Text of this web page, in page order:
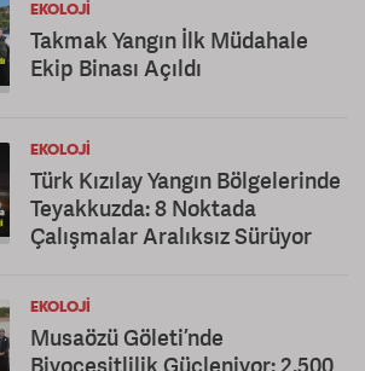
EKOLOJI
Takmak Yangın İlk Müdahale
Ekip Binası Açıldı
EKOLOJI
Türk Kızılay Yangın Bölgelerinde
Teyakkuzda: 8 Noktada
Çalışmalar Aralıksız Sürüyor
EKOLOJI
Musaözü Göleti’nde
Biyoçeşitlilik Güçleniyor: 2.500